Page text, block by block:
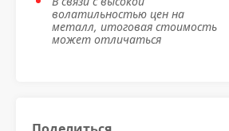
волатильностью цен на
металл, итоговая стоимость
может отличаться